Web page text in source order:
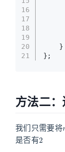
16
17
18
19
20
21
    }
};
方法二
我们只需要将
是否有
2